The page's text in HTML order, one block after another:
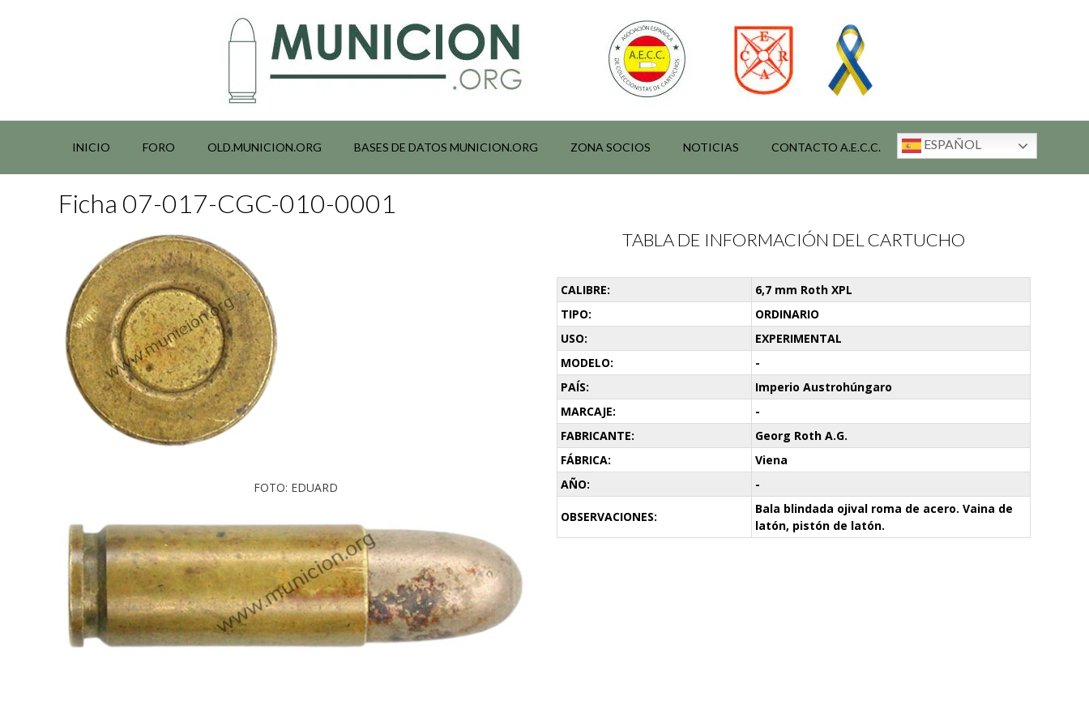
INICIO FORO OLD.MUNICION.ORG BASES DE DATOS MUNICION.ORG ZONA SOCIOS NOTICIAS CONTACTO A.E.C.C. ESPAÑOL
Ficha 07-017-CGC-010-0001
FOTO: EDUARD
TABLA DE INFORMACIÓN DEL CARTUCHO
CALIBRE:
6,7 mm Roth XPL
TIPO:
ORDINARIO
USO:
EXPERIMENTAL
MODELO:
-
PAÍS:
Imperio Austrohúngaro
MARCAJE:
-
FABRICANTE:
Georg Roth A.G.
FÁBRICA:
Viena
AÑO:
-
OBSERVACIONES:
Bala blindada ojival roma de acero. Vaina de
latón, pistón de latón.